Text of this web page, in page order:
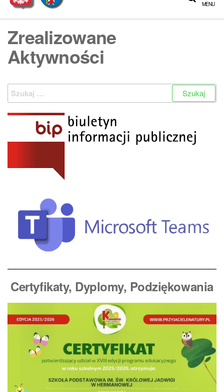
Podstawowa
im. Św.
Królowej
Jadwigi w
Hermanowej
im. Św.
Królowej
Jadwigi w
Hermanowej
MENU
Zrealizowane
Aktywności
Szukaj:
Certyfikaty, Dyplomy, Podziękowania